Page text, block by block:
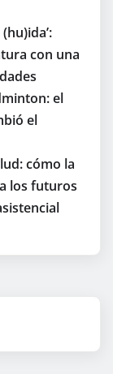
con una
el
el
cómo la
los futuros